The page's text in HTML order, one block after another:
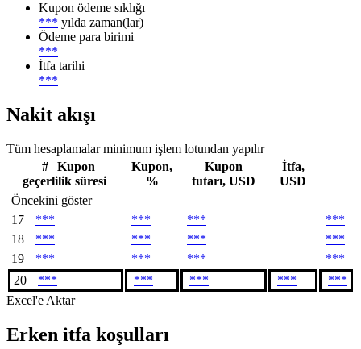
Kupon ödeme sıklığı
*** yılda zaman(lar)
Ödeme para birimi
***
İtfa tarihi
***
Nakit akışı
Tüm hesaplamalar minimum işlem lotundan yapılır
#
Kupon
geçerlilik süresi
Kupon,
%
Kupon
tutarı, USD
İtfa,
USD
Öncekini göster
17
*** *** ***
***
18
*** *** ***
***
19
*** *** ***
***
20
*** *** *** ***
***
Excel'e Aktar
Erken itfa koşulları